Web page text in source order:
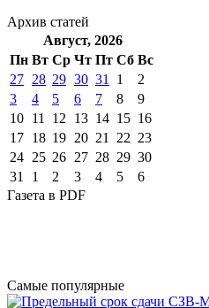
Архив статей
Август, 2026
Пн Вт Ср Чт Пт Cб Вс
27 28 29 30 31 1
2
3
4 5 6 7 8
9
10 11 12 13 14 15 16
17 18 19 20 21 22 23
24 25 26 27 28 29 30
31
1 2 3 4 5
6
Газета в PDF
Самые популярные